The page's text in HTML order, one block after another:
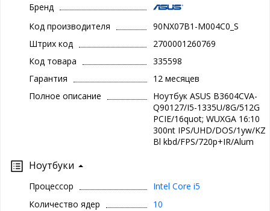
Бренд
Код производителя
90NX07B1-M004C0_S
Штрих код
2700001260769
Код товара
335598
Гарантия
12 месяцев
Полное описание
Ноутбук ASUS B3604CVA-
Q90127/I5-1335U/8G/512G
PCIE/16quot; WUXGA 16:10
300nt IPS/UHD/DOS/1yw/KZ
Bl kbd/FPS/720p+IR/Alum
Ноутбуки
Процессор
Intel Core i5
Количество ядер
10